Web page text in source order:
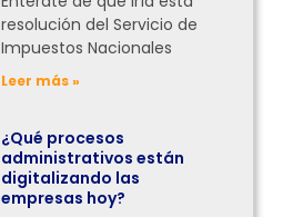
resolución del Servicio de
Impuestos Nacionales
Leer más »
¿Qué procesos
administrativos están
digitalizando las
empresas hoy?